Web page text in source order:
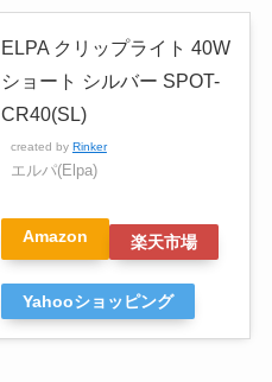
ELPA クリップライト 40W
ショート シルバー SPOT-
CR40(SL)
created by Rinker
エルパ(Elpa)
Amazon 楽天市場
Yahooショッピング